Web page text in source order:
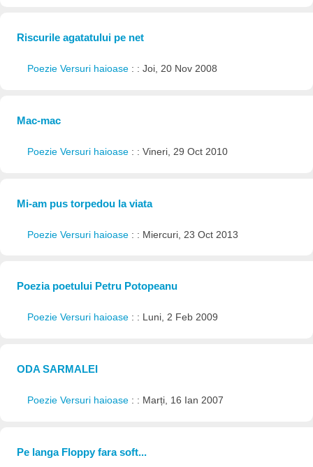
Riscurile agatatului pe net
Poezie Versuri haioase : : Joi, 20 Nov 2008
Mac-mac
Poezie Versuri haioase : : Vineri, 29 Oct 2010
Mi-am pus torpedou la viata
Poezie Versuri haioase : : Miercuri, 23 Oct 2013
Poezia poetului Petru Potopeanu
Poezie Versuri haioase : : Luni, 2 Feb 2009
ODA SARMALEI
Poezie Versuri haioase : : Marți, 16 Ian 2007
Pe langa Floppy fara soft...